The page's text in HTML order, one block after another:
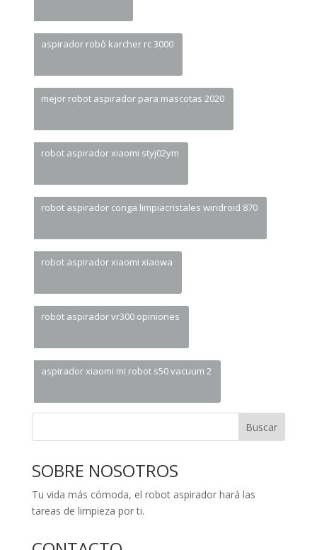
aspirador robô karcher rc 3000
mejor robot aspirador para mascotas 2020
robot aspirador xiaomi styj02ym
robot aspirador conga limpiacristales windroid 870
robot aspirador xiaomi xiaowa
robot aspirador vr300 opiniones
aspirador xiaomi mi robot s50 vacuum 2
Buscar
SOBRE NOSOTROS
Tu vida más cómoda, el robot aspirador hará las
tareas de limpieza por ti.